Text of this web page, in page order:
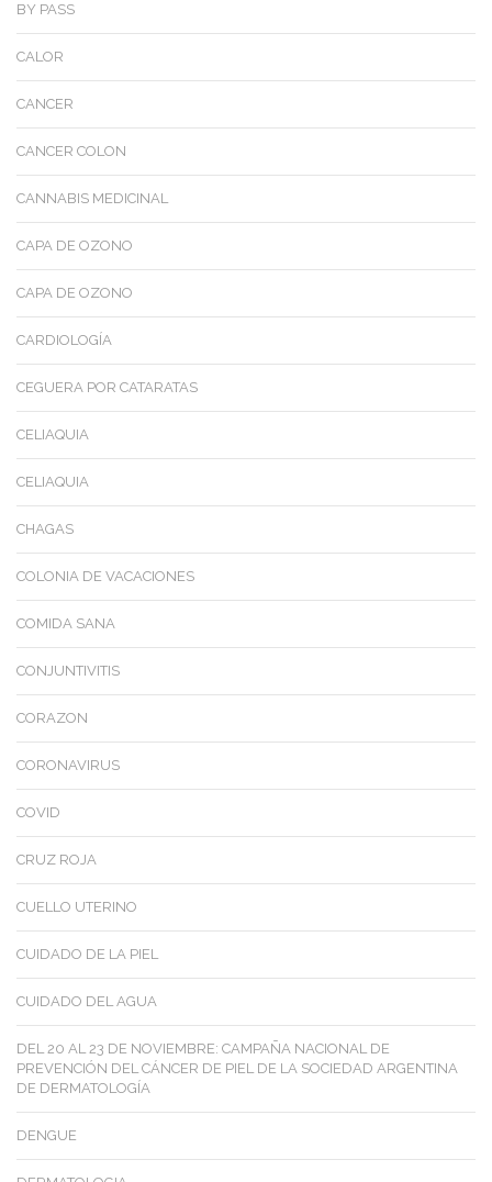
BY PASS
CALOR
CANCER
CANCER COLON
CANNABIS MEDICINAL
CAPA DE OZONO
CAPA DE OZONO
CARDIOLOGÍA
CEGUERA POR CATARATAS
CELIAQUIA
CELIAQUIA
CHAGAS
COLONIA DE VACACIONES
COMIDA SANA
CONJUNTIVITIS
CORAZON
CORONAVIRUS
COVID
CRUZ ROJA
CUELLO UTERINO
CUIDADO DE LA PIEL
CUIDADO DEL AGUA
DEL 20 AL 23 DE NOVIEMBRE: CAMPAÑA NACIONAL DE
PREVENCIÓN DEL CÁNCER DE PIEL DE LA SOCIEDAD ARGENTINA
DE DERMATOLOGÍA
DENGUE